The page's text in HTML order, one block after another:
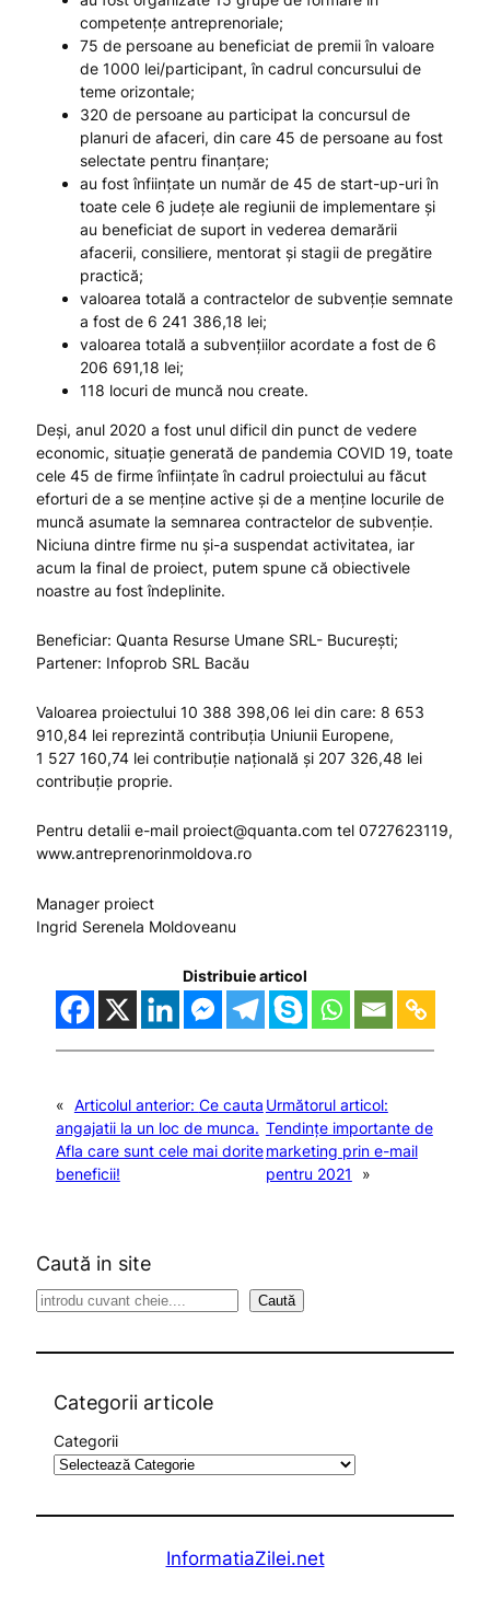
competențe antreprenoriale;
75 de persoane au beneficiat de premii în valoare
de 1000 lei/participant, în cadrul concursului de
teme orizontale;
320 de persoane au participat la concursul de
planuri de afaceri, din care 45 de persoane au fost
selectate pentru finanțare;
au fost înființate un număr de 45 de start-up-uri în
toate cele 6 județe ale regiunii de implementare și
au beneficiat de suport in vederea demarării
afacerii, consiliere, mentorat și stagii de pregătire
practică;
valoarea totală a contractelor de subvenție semnate
a fost de 6 241 386,18 lei;
valoarea totală a subvențiilor acordate a fost de 6
206 691,18 lei;
118 locuri de muncă nou create.
Deși, anul 2020 a fost unul dificil din punct de vedere
economic, situație generată de pandemia COVID 19, toate
cele 45 de firme înființate în cadrul proiectului au făcut
eforturi de a se menține active și de a menține locurile de
muncă asumate la semnarea contractelor de subvenție.
Niciuna dintre firme nu și-a suspendat activitatea, iar
acum la final de proiect, putem spune că obiectivele
noastre au fost îndeplinite.
Beneficiar: Quanta Resurse Umane SRL- București;
Partener: Infoprob SRL Bacău
Valoarea proiectului 10 388 398,06 lei din care: 8 653
910,84 lei reprezintă contribuția Uniunii Europene,
1 527 160,74 lei contribuție națională și 207 326,48 lei
contribuție proprie.
Pentru detalii e-mail proiect@quanta.com tel 0727623119,
www.antreprenorinmoldova.ro
Manager proiect
Ingrid Serenela Moldoveanu
Distribuie articol
« Articolul anterior: Ce cauta
angajatii la un loc de munca.
Afla care sunt cele mai dorite
beneficii!
Următorul articol:
Tendințe importante de
marketing prin e-mail
pentru 2021
»
Caută in site
S
Caută
Categorii articole
Categorii
InformatiaZilei.net